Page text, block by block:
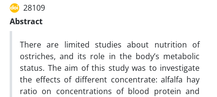
28109
Abstract
There are limited studies about nutrition of
ostriches, and its role in the body’s metabolic
status. The aim of this study was to investigate
the effects of different concentrate: alfalfa hay
ratio on concentrations of blood protein and